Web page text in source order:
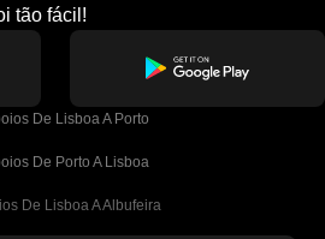
tão fácil!
De Lisboa A Porto
De Porto A Lisboa
De Lisboa A Albufeira